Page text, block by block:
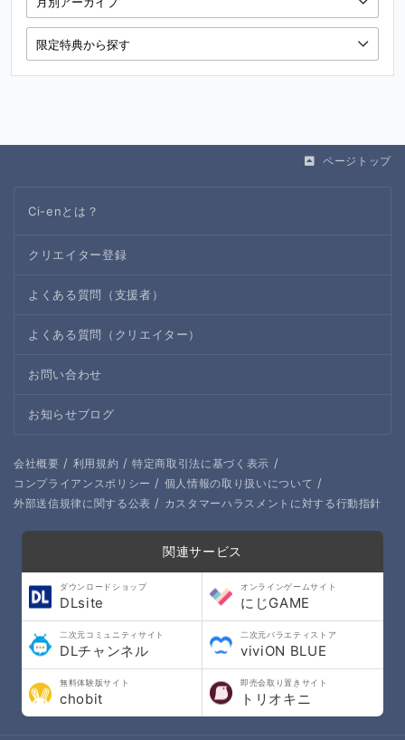
ページトップ
Ci-enとは？
クリエイター登録
よくある質問（支援者）
よくある質問（クリエイター）
お問い合わせ
お知らせブログ
会社概要 / 利用規約 / 特定商取引法に基づく表示 /
コンプライアンスポリシー / 個人情報の取り扱いについて /
外部送信規律に関する公表 / カスタマーハラスメントに対する行動指針
関連サービス
ダウンロードショップ
DLsite
オンラインゲームサイト
にじGAME
二次元コミュニティサイト
DLチャンネル
二次元バラエティストア
viviON BLUE
無料体験版サイト
chobit
即売会取り置きサイト
トリオキニ